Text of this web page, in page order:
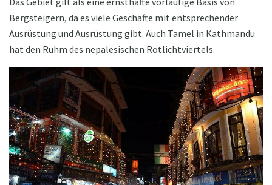
Bergsteigern, da es viele Geschäfte mit entsprechender
Ausrüstung und Ausrüstung gibt. Auch Tamel in Kathmandu
hat den Ruhm des nepalesischen Rotlichtviertels.